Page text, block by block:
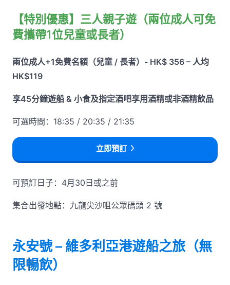
【特別優惠】三人親子遊（兩位成人可免
費攜帶1位兒童或長者）
兩位成人+1免費名額（兒童 / 長者）- HK$ 356 – 人均
HK$119
享45分鐘遊船 & 小食及指定酒吧享用酒精或非酒精飲品
可選時間：18:35 / 20:35 / 21:35
立即預訂
可預訂日子：4月30日或之前
集合出發地點：九龍尖沙咀公眾碼頭 2 號
永安號 – 維多利亞港遊船之旅（無
限暢飲）